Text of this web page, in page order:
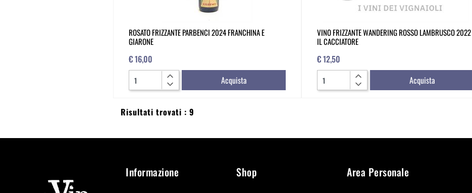
ROSATO FRIZZANTE PARBENCI 2024 FRANCHINA E
GIARONE
€ 16,00
Quantità
Acquista
VINO FRIZZANTE WANDERING ROSSO LAMBRUSCO 2022
IL CACCIATORE
€ 12,50
Quantità
Acquista
Risultati trovati : 9
Informazione Shop Area Personale